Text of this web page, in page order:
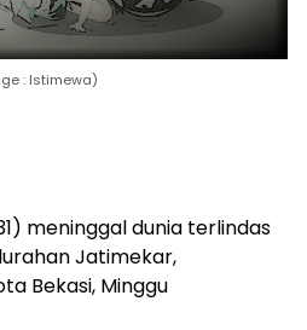
: Istimewa)
meninggal dunia terlindas
Jatimekar,
Bekasi, Minggu